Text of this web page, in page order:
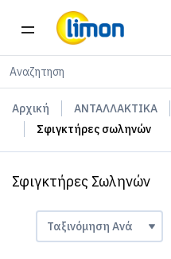
Αρχική ΑΝΤΑΛΛΑΚΤΙΚΑ
Σφιγκτήρες σωληνών
Σφιγκτήρες Σωληνών